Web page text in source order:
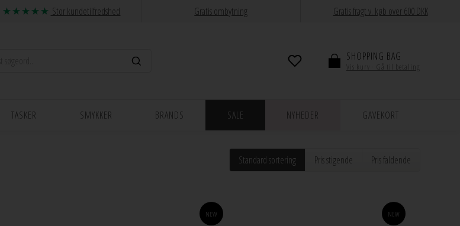
Stor kundetilfredshed Gratis ombytning Gratis fragt v. køb over 600 DKK
SHOPPING BAG
TASKER SMYKKER BRANDS SALE NYHEDER GAVEKORT
Standard sortering Pris stigende Pris faldende
NEW NEW